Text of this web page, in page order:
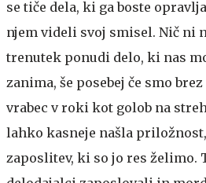
se tiče dela, ki ga boste
njem videli svoj smisel. Nič ni
trenutek ponudi delo, ki nas
zanima, še posebej če smo
vrabec v roki kot golob na
lahko kasneje našla
zaposlitev, ki so jo res želimo.